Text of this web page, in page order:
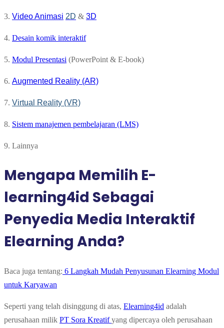
3. Video Animasi 2D & 3D
4. Desain komik interaktif
5. Modul Presentasi (PowerPoint & E-book)
6. Augmented Reality (AR)
7. Virtual Reality (VR)
8. Sistem manajemen pembelajaran (LMS)
9. Lainnya
Mengapa Memilih E-
learning4id Sebagai
Penyedia Media Interaktif
Elearning Anda?
Baca juga tentang: 6 Langkah Mudah Penyusunan Elearning Modul
untuk Karyawan
Seperti yang telah disinggung di atas, Elearning4id adalah
perusahaan milik PT Sora Kreatifyang dipercaya oleh perusahaan